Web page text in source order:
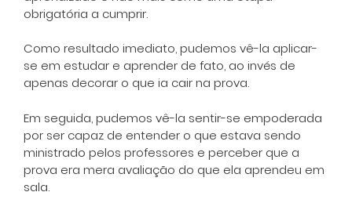
obrigatória a cumprir.
Como resultado imediato, pudemos vê-la aplicar-
se em estudar e aprender de fato, ao invés de
apenas decorar o que ia cair na prova.
Em seguida, pudemos vê-la sentir-se empoderada
por ser capaz de entender o que estava sendo
ministrado pelos professores e perceber que a
prova era mera avaliação do que ela aprendeu em
sala.